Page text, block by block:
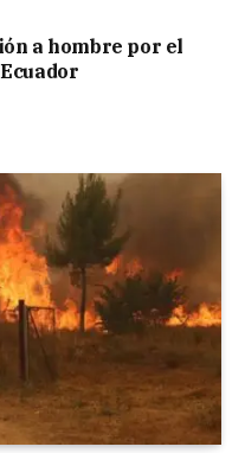
a hombre por el